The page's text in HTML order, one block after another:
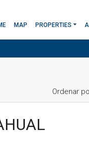
MAP PROPERTIES
Ordenar